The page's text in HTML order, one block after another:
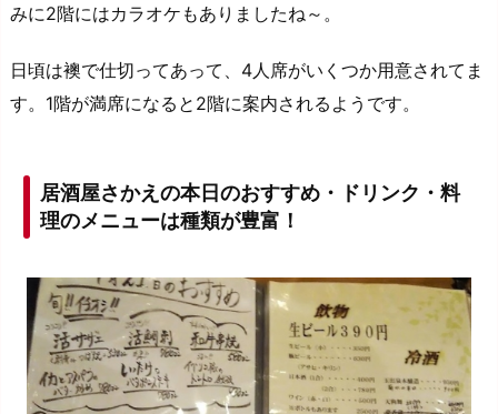
みに2階にはカラオケもありましたね～。
日頃は襖で仕切ってあって、4人席がいくつか用意されてま
す。1階が満席になると2階に案内されるようです。
居酒屋さかえの本日のおすすめ・ドリンク・料
理のメニューは種類が豊富！